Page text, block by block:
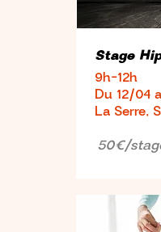
Stage
9h-12h
Du 12/04
La Serre,
50€/